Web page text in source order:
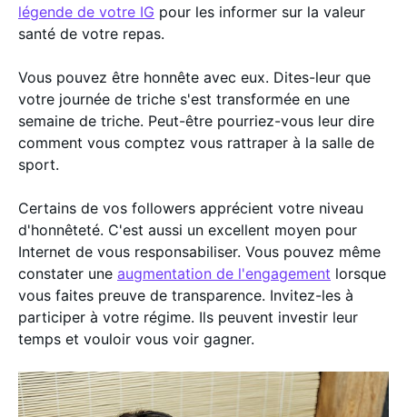
légende de votre IG pour les informer sur la valeur
santé de votre repas.
Vous pouvez être honnête avec eux. Dites-leur que
votre journée de triche s'est transformée en une
semaine de triche. Peut-être pourriez-vous leur dire
comment vous comptez vous rattraper à la salle de
sport.
Certains de vos followers apprécient votre niveau
d'honnêteté. C'est aussi un excellent moyen pour
Internet de vous responsabiliser. Vous pouvez même
constater une augmentation de l'engagement lorsque
vous faites preuve de transparence. Invitez-les à
participer à votre régime. Ils peuvent investir leur
temps et vouloir vous voir gagner.